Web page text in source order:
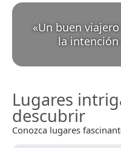
«Un buen
la intención
Lugares
descubrir
Conozca lugares